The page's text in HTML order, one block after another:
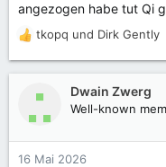
angezogen habe tut Qi
R
e
a
o
n
tkopq und Dirk Gently
Dwain Zwerg
Well-known
16 Mai 2026